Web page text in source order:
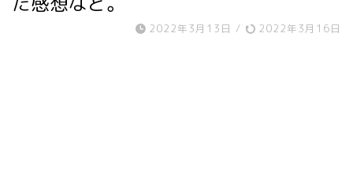
2022年3月13日 / 2022年3月16日